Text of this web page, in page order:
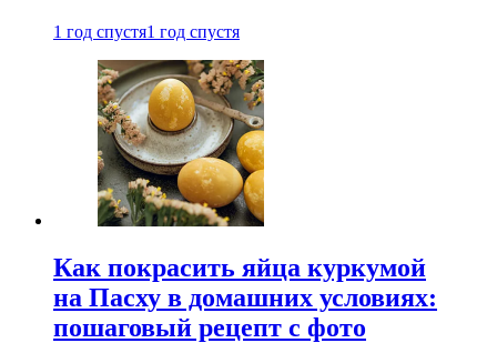
1 год спустя1 год спустя
Как покрасить яйца куркумой
на Пасху в домашних условиях:
пошаговый рецепт с фото